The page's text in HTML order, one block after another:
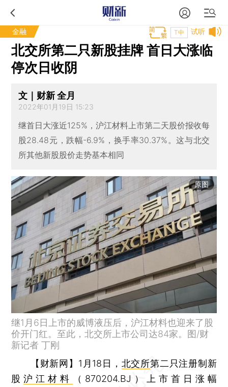
金融 试听
T中
北交所第二只新股挂牌 首日大涨临
停次日收阴
文｜财新 全月
2022年01月19日 15:23
继首日大涨近125%，沪江材料上市第二天股价报收每
股28.48元，跌幅-6.9%，换手率30.37%。这与北交
所其他新股股价走势基本相同
原图
继1月6日上市的威博液压后，沪江材料也迎来了股
价开门红。至此，北交所上市公司达84家。图/财
新记者 丁刚
【财新网】 1月18日， 北交所第二只注册制新
股沪江材料
（870204.BJ）上市首日涨幅